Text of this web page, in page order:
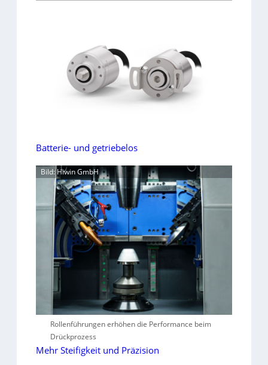
Batterie- und getriebelos
Bild: Hiwin GmbH
Rollenführungen erhöhen die Performance beim
Drückprozess
Mehr Steifigkeit und Präzision